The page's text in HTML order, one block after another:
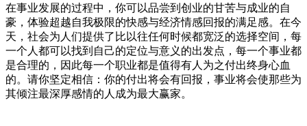
在事业发展的过程中，你可以品尝到创业的甘苦与成业的自
豪，体验超越自我极限的快感与经济情感回报的满足感。在今
天，社会为人们提供了比以往任何时候都宽泛的选择空间，每
一个人都可以找到自己的定位与意义的出发点，每一个事业都
是合理的，因此每一个职业都是值得有人为之付出终身心血
的。请你坚定相信：你的付出将会有回报，事业将会使那些为
其倾注最深厚感情的人成为最大赢家。